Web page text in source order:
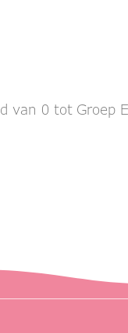
van 0 tot Groep